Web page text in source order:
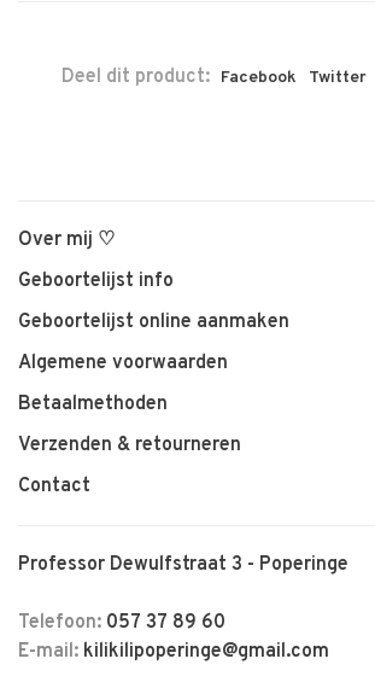
Deel dit product: Facebook Twitter
Over mij ♡
Geboortelijst info
Geboortelijst online aanmaken
Algemene voorwaarden
Betaalmethoden
Verzenden & retourneren
Contact
Professor Dewulfstraat 3 - Poperinge
Telefoon: 057 37 89 60
E-mail: kilikilipoperinge@gmail.com